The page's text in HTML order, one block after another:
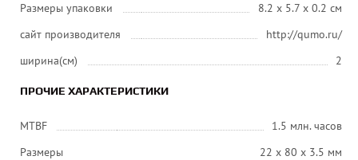
Размеры упаковки
8.2 x 5.7 x 0.2 см
сайт производителя
http://qumo.ru/
ширина(см)
2
ПРОЧИЕ ХАРАКТЕРИСТИКИ
MTBF
1.5 млн. часов
Размеры
22 x 80 x 3.5 мм